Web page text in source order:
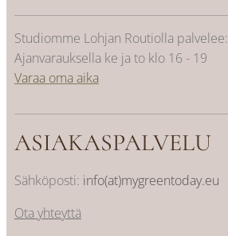
Studiomme Lohjan Routiolla palvelee:
Ajanvarauksella ke ja to klo 16 - 19
Varaa oma aika
ASIAKASPALVELU
Sähköposti: info(at)mygreentoday.eu
Ota yhteyttä